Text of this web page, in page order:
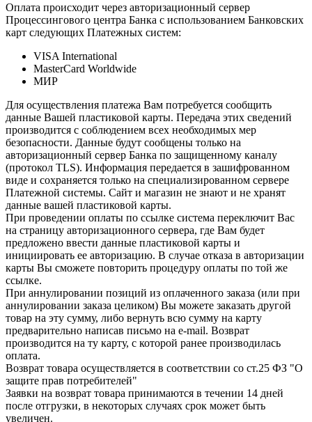
Оплата происходит через авторизационный сервер
Процессингового центра Банка с использованием Банковских
карт следующих Платежных систем:
VISA International
MasterCard Worldwide
МИР
Для осуществления платежа Вам потребуется сообщить
данные Вашей пластиковой карты. Передача этих сведений
производится с соблюдением всех необходимых мер
безопасности. Данные будут сообщены только на
авторизационный сервер Банка по защищенному каналу
(протокол TLS). Информация передается в зашифрованном
виде и сохраняется только на специализированном сервере
Платежной системы. Сайт и магазин не знают и не хранят
данные вашей пластиковой карты.
При проведении оплаты по ссылке система переключит Вас
на страницу авторизационного сервера, где Вам будет
предложено ввести данные пластиковой карты и
инициировать ее авторизацию. В случае отказа в авторизации
карты Вы сможете повторить процедуру оплаты по той же
ссылке.
При аннулировании позиций из оплаченного заказа (или при
аннулировании заказа целиком) Вы можете заказать другой
товар на эту сумму, либо вернуть всю сумму на карту
предварительно написав письмо на e-mail. Возврат
производится на ту карту, с которой ранее производилась
оплата.
Возврат товара осуществляется в соответствии со ст.25 ФЗ "О
защите прав потребителей"
Заявки на возврат товара принимаются в течении 14 дней
после отгрузки, в некоторых случаях срок может быть
увеличен.